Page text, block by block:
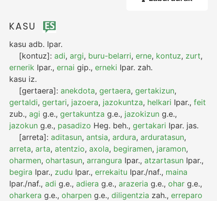
KASU
kasu adb. Ipar.
[kontuz]:adi,argi, buru-belarri,erne, kontuz, zurt,
ernerik Ipar.,ernai gip.,erneki Ipar. zah.
kasu iz.
[gertaera]:anekdota,gertaera,gertakizun,
gertaldi,gertari, jazoera, jazokuntza, helkari Ipar.,feit
zub.,agi g.e.,gertakuntza g.e., jazokizun g.e.,
jazokun g.e., pasadizo Heg. beh.,gertakari Ipar. jas.
[arreta]:aditasun,antsia,ardura,arduratasun,
arreta,arta,atentzio,axola, begiramen, jaramon,
oharmen,ohartasun,arrangura Ipar.,atzartasun Ipar.,
begira Ipar., zudu Ipar.,errekaitu Ipar./naf., maina
Ipar./naf.,adi g.e.,adiera g.e.,arazeria g.e.,ohar g.e.,
oharkera g.e.,oharpen g.e.,diligentzia zah.,erreparo